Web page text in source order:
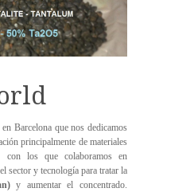
Barcelona que nos dedicamos
principalmente de materiales
con los que colaboramos en
sector y tecnología para tratar la
y aumentar el concentrado.